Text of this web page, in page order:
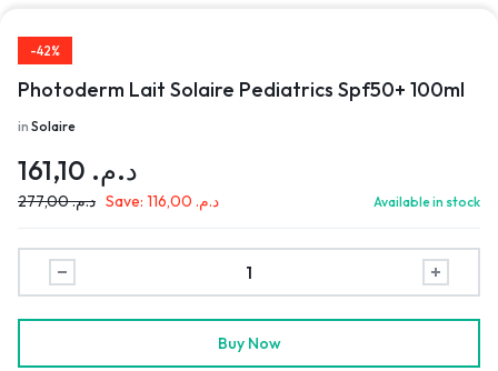
-42%
Photoderm Lait Solaire Pediatrics Spf50+ 100ml
in Solaire
د.م.
د.م.277,00 Save: د.م. Available in stock
Buy Now